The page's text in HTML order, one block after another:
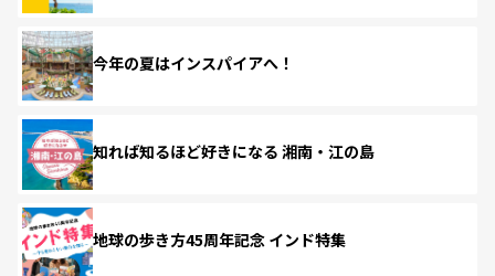
今年の夏はインスパイアへ！
知れば知るほど好きになる 湘南・江の島
地球の歩き方45周年記念 インド特集